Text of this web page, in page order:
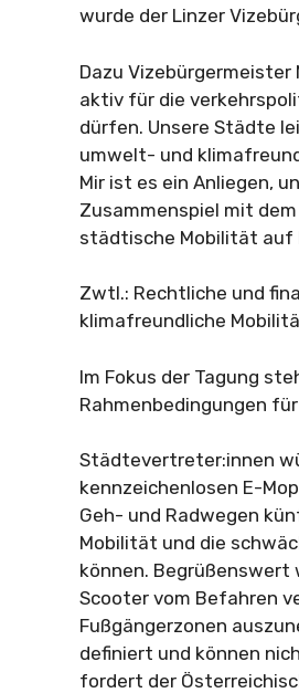
wurde der Linzer
Dazu Vizebürgermeister
aktiv für die
dürfen. Unsere Städte
umwelt- und
Mir ist es ein Anliegen,
Zusammenspiel mit
städtische Mobilität auf
Zwtl.: Rechtliche und
klimafreundliche
Im Fokus der Tagung
Rahmenbedingungen
Städtevertreter:innen
kennzeichenlosen E-
Geh- und Radwegen
Mobilität und die
können. Begrüßenswert
Scooter vom Befahren
Fußgängerzonen
definiert und können
fordert der